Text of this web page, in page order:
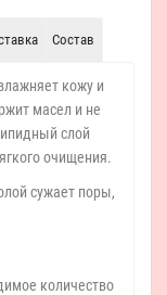
Состав
кожу и
масел и не
слой
очищения.
сужает поры,
количество